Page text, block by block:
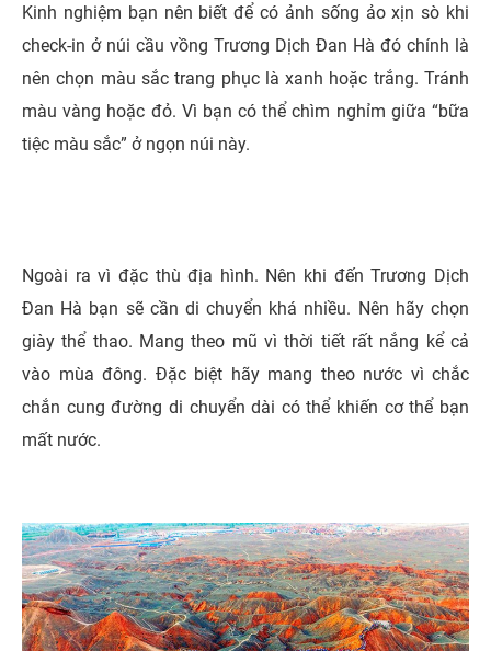
Kinh nghiệm bạn nên biết để có ảnh sống ảo xịn sò khi
check-in ở núi cầu vồng Trương Dịch Đan Hà đó chính là
nên chọn màu sắc trang phục là xanh hoặc trắng. Tránh
màu vàng hoặc đỏ. Vì bạn có thể chìm nghỉm giữa “bữa
tiệc màu sắc” ở ngọn núi này.
Ngoài ra vì đặc thù địa hình. Nên khi đến Trương Dịch
Đan Hà bạn sẽ cần di chuyển khá nhiều. Nên hãy chọn
giày thể thao. Mang theo mũ vì thời tiết rất nắng kể cả
vào mùa đông. Đặc biệt hãy mang theo nước vì chắc
chắn cung đường di chuyển dài có thể khiến cơ thể bạn
mất nước.